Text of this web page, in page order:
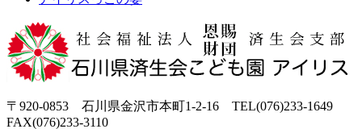
〒920-0853 石川県金沢市本町1-2-16 TEL(076)233-1649
FAX(076)233-3110